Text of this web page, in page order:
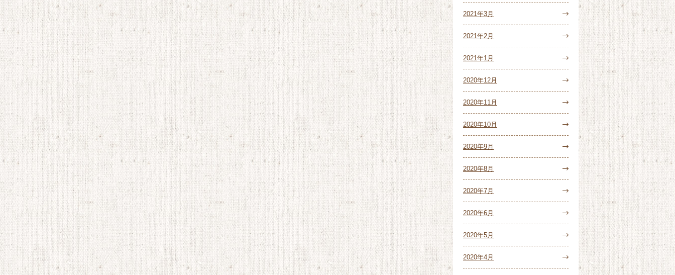
2021年3月
2021年2月
2021年1月
2020年12月
2020年11月
2020年10月
2020年9月
2020年8月
2020年7月
2020年6月
2020年5月
2020年4月